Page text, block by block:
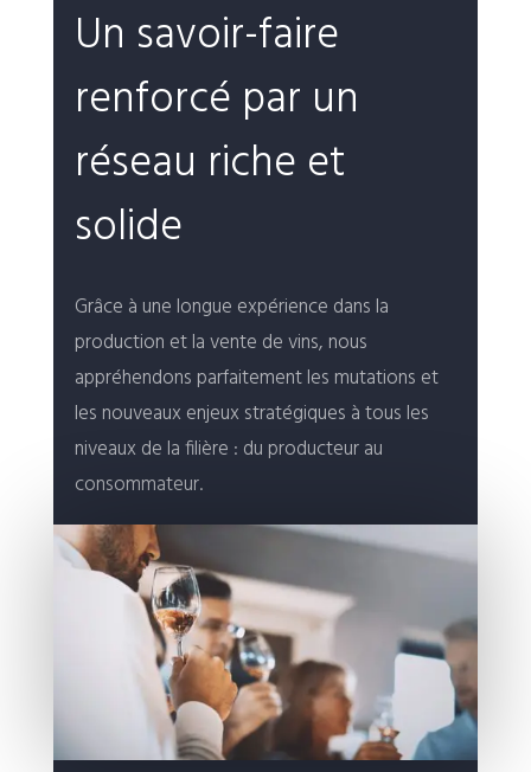
Un savoir-faire
renforcé par un
réseau riche et
solide
Grâce à une longue expérience dans la
production et la vente de vins, nous
appréhendons parfaitement les mutations et
les nouveaux enjeux stratégiques à tous les
niveaux de la filière : du producteur au
consommateur.